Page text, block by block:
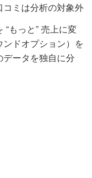
ミは分析の対象外
もっと” 売上に変
ドオプション）を
ータを独自に分